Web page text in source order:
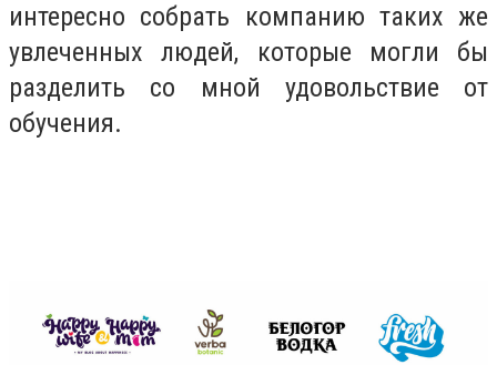
интересно собрать компанию таких же
увлеченных людей, которые могли бы
разделить со мной удовольствие от
обучения.